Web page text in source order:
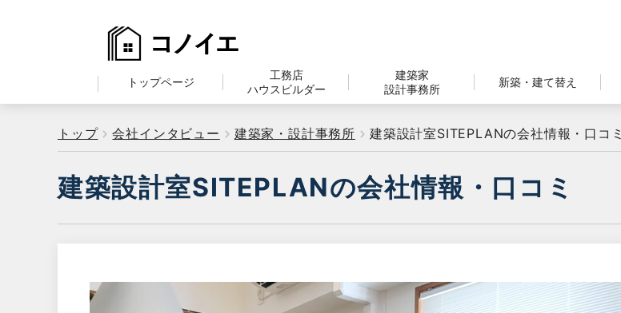
トップページ
工務店
ハウスビルダー
建築家
設計事務所
新築・建て替え
トップ 会社インタビュー 建築家・設計事務所 建築設計室SITEPLANの会社情報・口コミ
建築設計室SITEPLANの会社情報・口コミ